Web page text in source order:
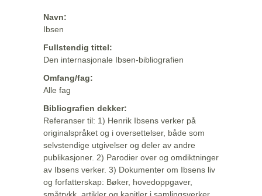
Navn:
Ibsen
Fullstendig tittel:
Den internasjonale Ibsen-bibliografien
Omfang/fag:
Alle fag
Bibliografien dekker:
Referanser til: 1) Henrik Ibsens verker på
originalspråket og i oversettelser, både som
selvstendige utgivelser og deler av andre
publikasjoner. 2) Parodier over og omdiktninger
av Ibsens verker. 3) Dokumenter om Ibsens liv
og forfatterskap: Bøker, hovedoppgaver,
småtrykk, artikler og kapitler i samlingsverker